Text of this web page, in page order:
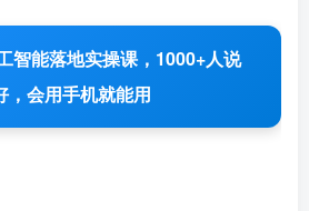
智能落地实操课，1000+人说
，会用手机就能用